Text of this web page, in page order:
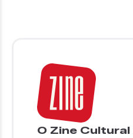
O Zine Cultural